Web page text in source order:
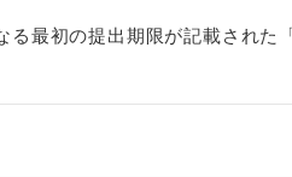
最初の提出期限が記載された